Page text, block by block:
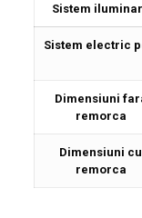
Sistem
Sistem electric
Dimensiuni
remorca
Dimensiuni cu
remorca